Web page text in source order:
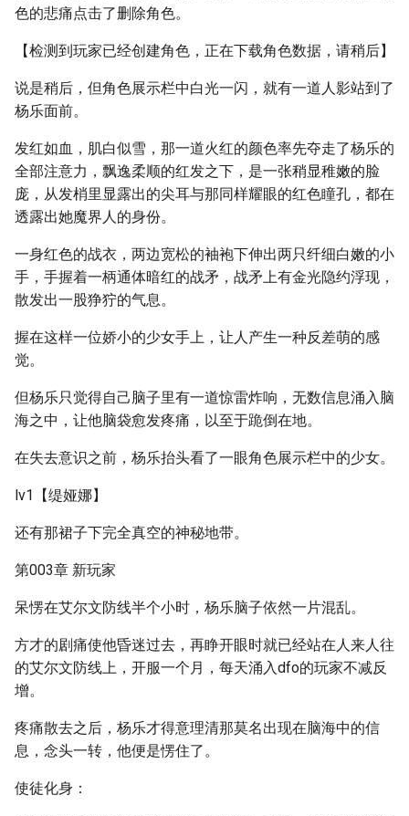
色的悲痛点击了删除角色。
【检测到玩家已经创建角色，正在下载角色数据，请稍后】
说是稍后，但角色展示栏中白光一闪，就有一道人影站到了
杨乐面前。
发红如血，肌白似雪，那一道火红的颜色率先夺走了杨乐的
全部注意力，飘逸柔顺的红发之下，是一张稍显稚嫩的脸
庞，从发梢里显露出的尖耳与那同样耀眼的红色瞳孔，都在
透露出她魔界人的身份。
一身红色的战衣，两边宽松的袖袍下伸出两只纤细白嫩的小
手，手握着一柄通体暗红的战矛，战矛上有金光隐约浮现，
散发出一股狰狞的气息。
握在这样一位娇小的少女手上，让人产生一种反差萌的感
觉。
但杨乐只觉得自己脑子里有一道惊雷炸响，无数信息涌入脑
海之中，让他脑袋愈发疼痛，以至于跪倒在地。
在失去意识之前，杨乐抬头看了一眼角色展示栏中的少女。
lv1【缇娅娜】
还有那裙子下完全真空的神秘地带。
第003章 新玩家
呆愣在艾尔文防线半个小时，杨乐脑子依然一片混乱。
方才的剧痛使他昏迷过去，再睁开眼时就已经站在人来人往
的艾尔文防线上，开服一个月，每天涌入dfo的玩家不减反
增。
疼痛散去之后，杨乐才得意理清那莫名出现在脑海中的信
息，念头一转，他便是愣住了。
使徒化身：